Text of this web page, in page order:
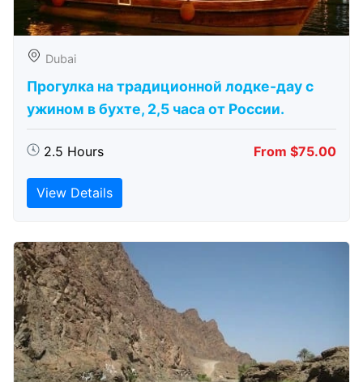
Dubai
Прогулка на традиционной лодке-дау с
ужином в бухте, 2,5 часа от России.
2.5 Hours From $75.00
View Details